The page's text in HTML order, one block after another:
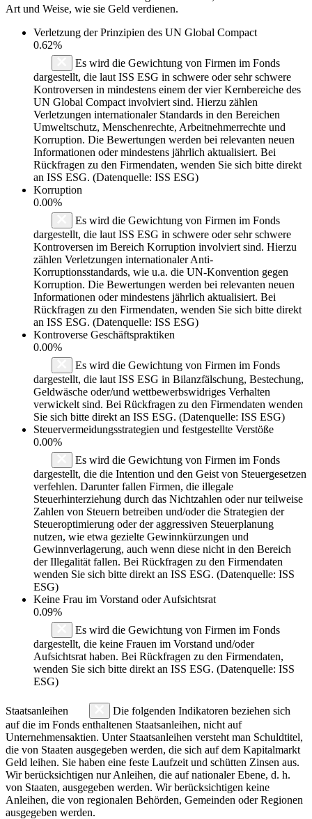
Art und Weise, wie sie Geld verdienen.
Verletzung der Prinzipien des UN Global Compact
0.62%
Es wird die Gewichtung von Firmen im Fonds
dargestellt, die laut ISS ESG in schwere oder sehr schwere
Kontroversen in mindestens einem der vier Kernbereiche des
UN Global Compact involviert sind. Hierzu zählen
Verletzungen internationaler Standards in den Bereichen
Umweltschutz, Menschenrechte, Arbeitnehmerrechte und
Korruption. Die Bewertungen werden bei relevanten neuen
Informationen oder mindestens jährlich aktualisiert. Bei
Rückfragen zu den Firmendaten, wenden Sie sich bitte direkt
an ISS ESG. (Datenquelle: ISS ESG)
Korruption
0.00%
Es wird die Gewichtung von Firmen im Fonds
dargestellt, die laut ISS ESG in schwere oder sehr schwere
Kontroversen im Bereich Korruption involviert sind. Hierzu
zählen Verletzungen internationaler Anti-
Korruptionsstandards, wie u.a. die UN-Konvention gegen
Korruption. Die Bewertungen werden bei relevanten neuen
Informationen oder mindestens jährlich aktualisiert. Bei
Rückfragen zu den Firmendaten, wenden Sie sich bitte direkt
an ISS ESG. (Datenquelle: ISS ESG)
Kontroverse Geschäftspraktiken
0.00%
Es wird die Gewichtung von Firmen im Fonds
dargestellt, die laut ISS ESG in Bilanzfälschung, Bestechung,
Geldwäsche oder/und wettbewerbswidriges Verhalten
verwickelt sind. Bei Rückfragen zu den Firmendaten wenden
Sie sich bitte direkt an ISS ESG. (Datenquelle: ISS ESG)
Steuervermeidungsstrategien und festgestellte Verstöße
0.00%
Es wird die Gewichtung von Firmen im Fonds
dargestellt, die die Intention und den Geist von Steuergesetzen
verfehlen. Darunter fallen Firmen, die illegale
Steuerhinterziehung durch das Nichtzahlen oder nur teilweise
Zahlen von Steuern betreiben und/oder die Strategien der
Steueroptimierung oder der aggressiven Steuerplanung
nutzen, wie etwa gezielte Gewinnkürzungen und
Gewinnverlagerung, auch wenn diese nicht in den Bereich
der Illegalität fallen. Bei Rückfragen zu den Firmendaten
wenden Sie sich bitte direkt an ISS ESG. (Datenquelle: ISS
ESG)
Keine Frau im Vorstand oder Aufsichtsrat
0.09%
Es wird die Gewichtung von Firmen im Fonds
dargestellt, die keine Frauen im Vorstand und/oder
Aufsichtsrat haben. Bei Rückfragen zu den Firmendaten,
wenden Sie sich bitte direkt an ISS ESG. (Datenquelle: ISS
ESG)
Staatsanleihen
Die folgenden Indikatoren beziehen sich
auf die im Fonds enthaltenen Staatsanleihen, nicht auf
Unternehmensaktien. Unter Staatsanleihen versteht man Schuldtitel,
die von Staaten ausgegeben werden, die sich auf dem Kapitalmarkt
Geld leihen. Sie haben eine feste Laufzeit und schütten Zinsen aus.
Wir berücksichtigen nur Anleihen, die auf nationaler Ebene, d. h.
von Staaten, ausgegeben werden. Wir berücksichtigen keine
Anleihen, die von regionalen Behörden, Gemeinden oder Regionen
ausgegeben werden.